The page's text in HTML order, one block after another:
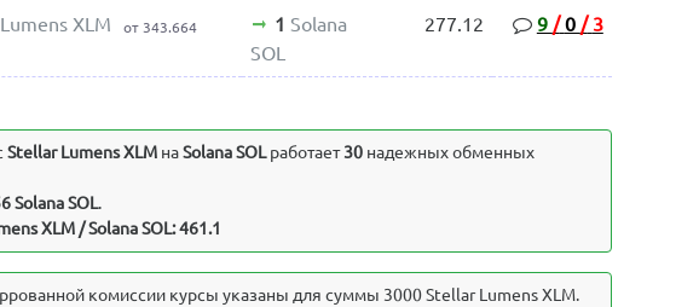
XLM от 343.664 1 Solana
SOL
277.12 9 / 0 / 3
Stellar Lumens XLM наSolana SOLработает30 надежных обменных
Solana SOL.
XLM / Solana SOL: 461.1
комиссии курсы указаны для суммы 3000 Stellar Lumens XLM.